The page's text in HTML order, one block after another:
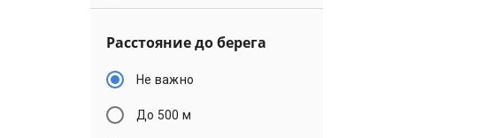
Расстояние до берега
Не важно
До 500 м